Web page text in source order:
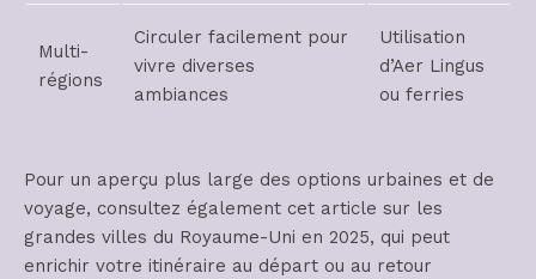
Multi-
régions
Circuler facilement pour
vivre diverses
ambiances
Utilisation
d’Aer Lingus
ou ferries
Pour un aperçu plus large des options urbaines et de
voyage, consultez également cet article sur les
grandes villes du Royaume-Uni en 2025, qui peut
enrichir votre itinéraire au départ ou au retour